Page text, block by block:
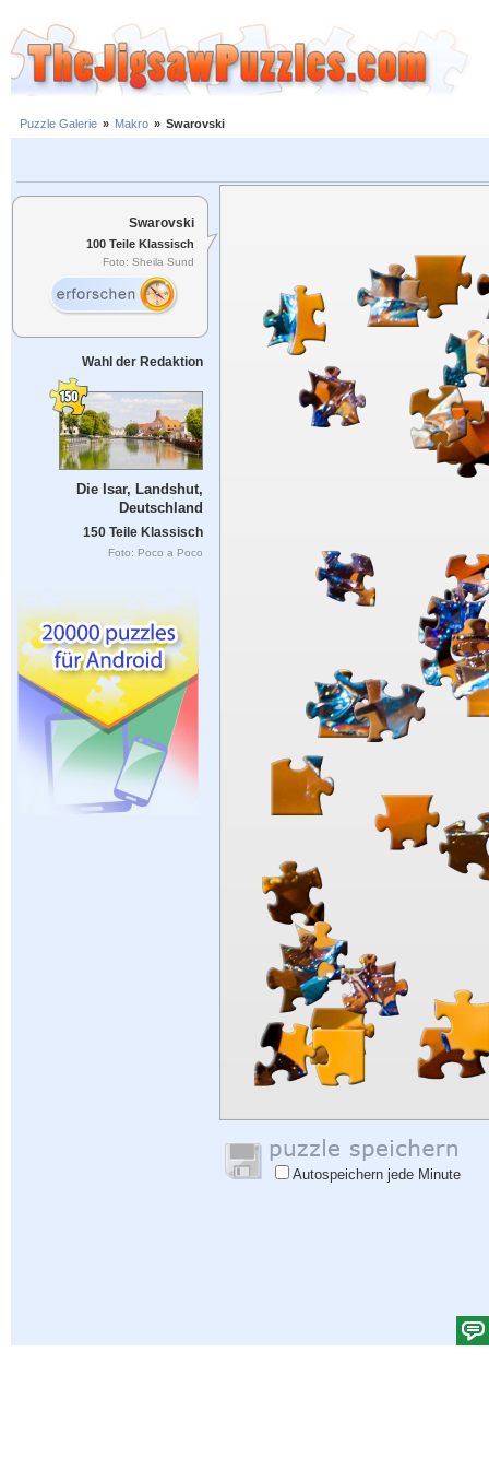
Puzzle Galerie » Makro » Swarovski
Swarovski
100 Teile Klassisch
Foto: Sheila Sund
Wahl der Redaktion
Die Isar, Landshut,
Deutschland
150 Teile Klassisch
Foto: Poco a Poco
Autospeichern jede Minute